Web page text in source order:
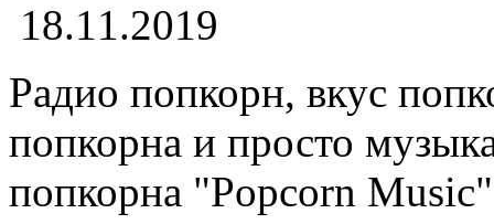
18.11.2019
Радио попкорн, вкус
попкорна и просто
попкорна "Popcorn